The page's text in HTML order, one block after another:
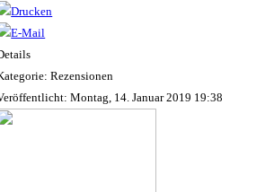
Rezensionen
Montag, 14. Januar 2019 19:38